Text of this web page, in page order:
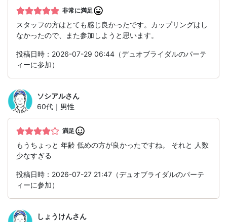
非常に満足
スタッフの方はとても感じ良かったです。カップリングはし
なかったので、また参加しようと思います。
投稿日時：2026-07-29 06:44（デュオブライダルのパーテ
ィーに参加）
ソシアルさん
60代｜男性
満足
もうちょっと 年齢 低めの方が良かったですね。 それと 人数
少なすぎる
投稿日時：2026-07-27 21:47（デュオブライダルのパーテ
ィーに参加）
しょうけんさん